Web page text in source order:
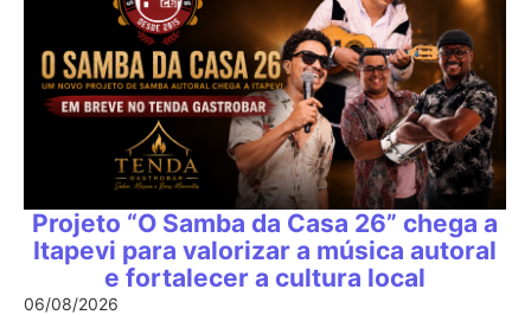
Projeto “O Samba da Casa 26” chega a
Itapevi para valorizar a música autoral
e fortalecer a cultura local
06/08/2026